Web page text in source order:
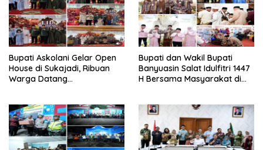
‎Bupati Askolani Gelar Open
House di Sukajadi, Ribuan
Warga Datang
‎Bupati dan Wakil Bupati
Banyuasin Salat Idulfitri 1447
H Bersama Masyarakat di